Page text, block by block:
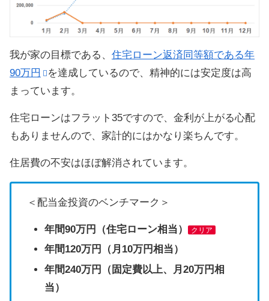
我が家の目標である、 住宅ローン返済同等額である年
90万円
を達成しているので、精神的には安定度は高
まっています。
住宅ローンはフラット35ですので、金利が上がる心配
もありませんので、家計的にはかなり楽ちんです。
住居費の不安はほぼ解消されています。
＜配当金投資のベンチマーク＞
年間90万円（住宅ローン相当） クリア
年間120万円（月10万円相当）
年間240万円（固定費以上、月20万円相
当）